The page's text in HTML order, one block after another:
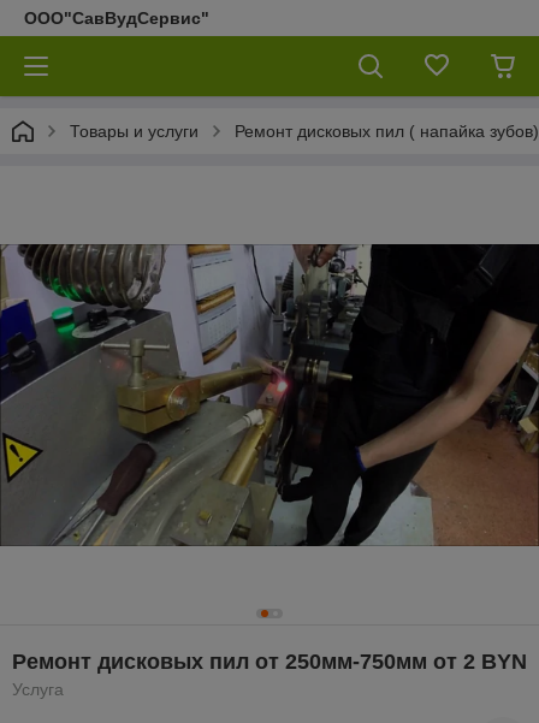
ООО"СавВудСервис"
Товары и услуги Ремонт дисковых пил ( напайка зубов)
Ремонт дисковых пил от 250мм-750мм от 2 BYN
Услуга